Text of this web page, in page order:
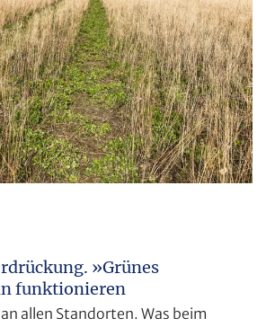
»Grünes
funktionieren
allen Standorten. Was beim